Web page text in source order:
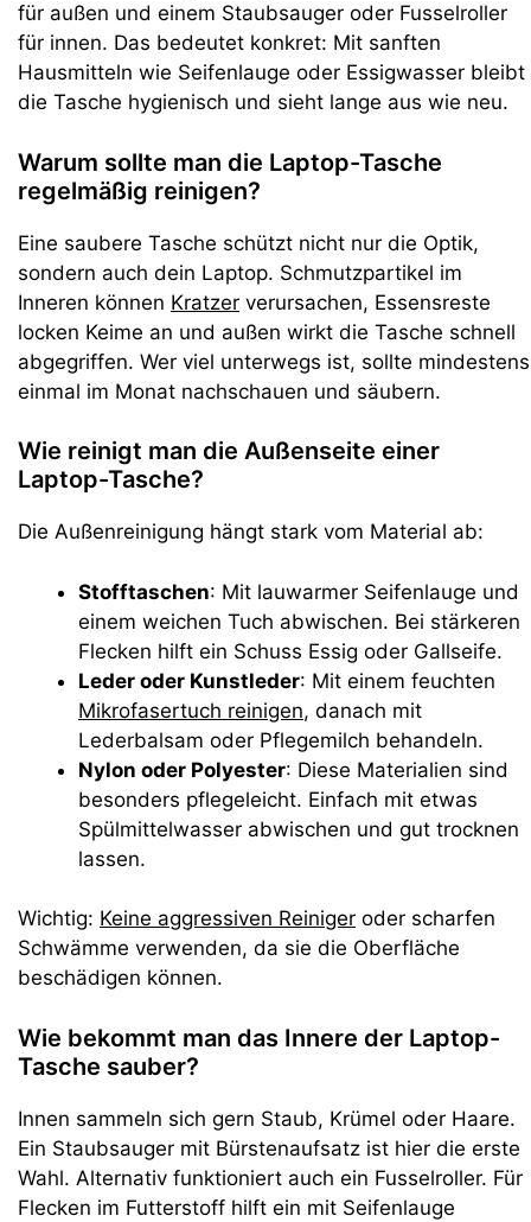
für außen und einem Staubsauger oder Fusselroller
für innen. Das bedeutet konkret: Mit sanften
Hausmitteln wie Seifenlauge oder Essigwasser bleibt
die Tasche hygienisch und sieht lange aus wie neu.
Warum sollte man die Laptop-Tasche
regelmäßig reinigen?
Eine saubere Tasche schützt nicht nur die Optik,
sondern auch dein Laptop. Schmutzpartikel im
Inneren können Kratzer verursachen, Essensreste
locken Keime an und außen wirkt die Tasche schnell
abgegriffen. Wer viel unterwegs ist, sollte mindestens
einmal im Monat nachschauen und säubern.
Wie reinigt man die Außenseite einer
Laptop-Tasche?
Die Außenreinigung hängt stark vom Material ab:
Stofftaschen: Mit lauwarmer Seifenlauge und
einem weichen Tuch abwischen. Bei stärkeren
Flecken hilft ein Schuss Essig oder Gallseife.
Leder oder Kunstleder: Mit einem feuchten
Mikrofasertuch reinigen, danach mit
Lederbalsam oder Pflegemilch behandeln.
Nylon oder Polyester: Diese Materialien sind
besonders pflegeleicht. Einfach mit etwas
Spülmittelwasser abwischen und gut trocknen
lassen.
Wichtig: Keine aggressiven Reiniger oder scharfen
Schwämme verwenden, da sie die Oberfläche
beschädigen können.
Wie bekommt man das Innere der Laptop-
Tasche sauber?
Innen sammeln sich gern Staub, Krümel oder Haare.
Ein Staubsauger mit Bürstenaufsatz ist hier die erste
Wahl. Alternativ funktioniert auch ein Fusselroller. Für
Flecken im Futterstoff hilft ein mit Seifenlauge